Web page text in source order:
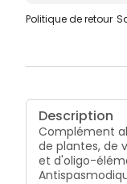
Politique de retour
Description
Complément
de plantes, de
et d'oligo-